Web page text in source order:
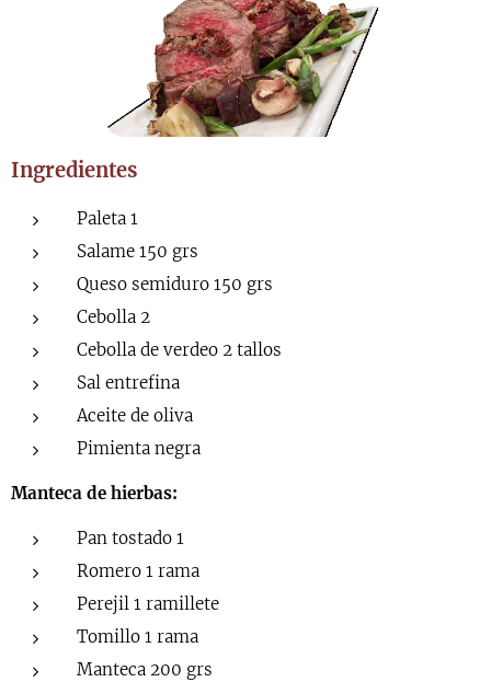
Ingredientes
Paleta 1
Salame 150 grs
Queso semiduro 150 grs
Cebolla 2
Cebolla de verdeo 2 tallos
Sal entrefina
Aceite de oliva
Pimienta negra
Manteca de hierbas:
Pan tostado 1
Romero 1 rama
Perejil 1 ramillete
Tomillo 1 rama
Manteca 200 grs